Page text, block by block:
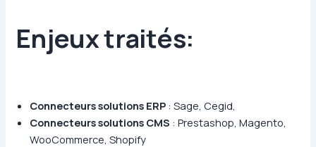
Enjeux traités:
Connecteurs solutions ERP : Sage, Cegid,
Connecteurs solutions CMS : Prestashop, Magento,
WooCommerce, Shopify